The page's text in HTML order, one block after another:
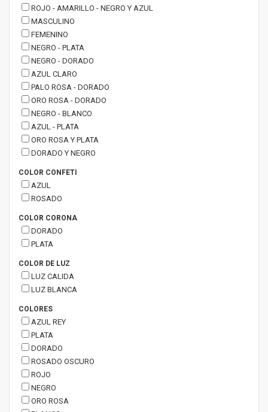
ROJO - AMARILLO - NEGRO Y AZUL
MASCULINO
FEMENINO
NEGRO - PLATA
NEGRO - DORADO
AZUL CLARO
PALO ROSA - DORADO
ORO ROSA - DORADO
NEGRO - BLANCO
AZUL - PLATA
ORO ROSA Y PLATA
DORADO Y NEGRO
COLOR CONFETI
AZUL
ROSADO
COLOR CORONA
DORADO
PLATA
COLOR DE LUZ
LUZ CALIDA
LUZ BLANCA
COLORES
AZUL REY
PLATA
DORADO
ROSADO OSCURO
ROJO
NEGRO
ORO ROSA